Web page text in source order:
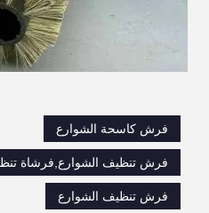
فرش كاسحة الشوارع
فرش تنظيف الشوارع,فرشاة
فرش تنظيف الشوارع